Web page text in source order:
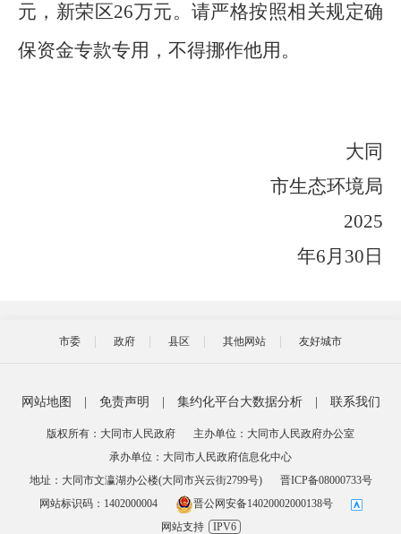
元，新荣区26万元。请严格按照相关规定确
保资金专款专用，不得挪作他用。
大同
市生态环境局
2025
年6月30日
市委 政府 县区 其他网站 友好城市
网站地图 免责声明 集约化平台大数据分析 联系我们
版权所有：大同市人民政府
主办单位：大同市人民政府办公室
承办单位：大同市人民政府信息化中心
地址：大同市文瀛湖办公楼(大同市兴云街2799号)
晋ICP备08000733号
网站标识码：1402000004
晋公网安备14020002000138号
网站支持
IPV6